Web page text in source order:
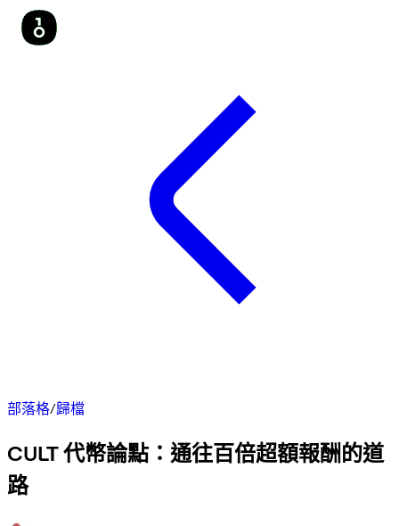
部落格/歸檔
CULT 代幣論點：通往百倍超額報酬的道
路